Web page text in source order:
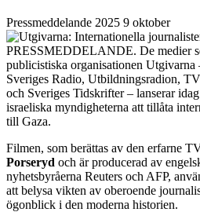
Pressmeddelande 2025 9 oktober
PRESSMEDDELANDE. De medier
publicistiska organisationen Utgivarna
Sveriges Radio, Utbildningsradion,
och Sveriges Tidskrifter – lanserar
israeliska myndigheterna att tillåta
till Gaza.
Filmen, som berättas av den erfarne
Porseryd och är producerad av
nyhetsbyråerna Reuters och AFP,
att belysa vikten av oberoende
ögonblick i den moderna historien.